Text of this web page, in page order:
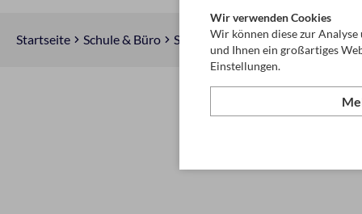
Startseite Schule & Büro Schreiben, Zeichnen & Korrigieren
Wir verwenden Cookies
Wir können diese zur
und Ihnen ein großartiges
Einstellungen.